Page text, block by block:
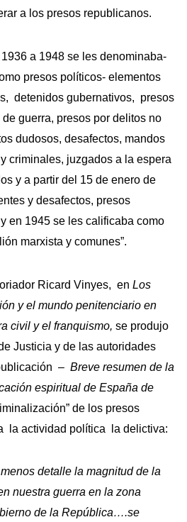
a los presos republicanos.
a 1948 se les denominaba-
presos políticos- elementos
detenidos gubernativos, presos
guerra, presos por delitos no
dudosos, desafectos, mandos
criminales, juzgados a la espera
y a partir del 15 de enero de
y desafectos, presos
en 1945 se les calificaba como
marxista y comunes”.
Ricard Vinyes, en Los
y el mundo penitenciario en
civil y el franquismo, se produjo
Justicia y de las autoridades
– Breve resumen de la
espiritual de España de
de los presos
la actividad política la delictiva:
detalle la magnitud de la
nuestra guerra en la zona
de la República….se